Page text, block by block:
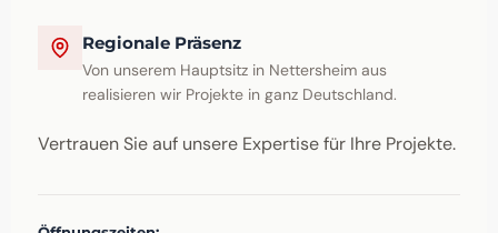
Regionale Präsenz
Von unserem Hauptsitz in Nettersheim aus
realisieren wir Projekte in ganz Deutschland.
Vertrauen Sie auf unsere Expertise für Ihre Projekte.